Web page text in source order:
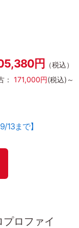
円
（税込）
： 171,000円(税込)～
13まで】
ロファイ